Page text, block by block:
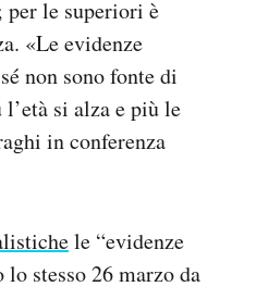
per le superiori è
«Le evidenze
non sono fonte di
si alza e più le
in conferenza
le “evidenze
stesso 26 marzo da